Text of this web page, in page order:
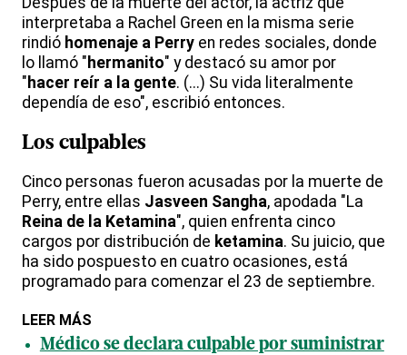
interpretaba a Rachel Green en la misma serie
rindió homenaje a Perry en redes sociales, donde
lo llamó " hermanito" y destacó su amor por
" hacer reír a la gente. (...) Su vida literalmente
dependía de eso", escribió entonces.
Los culpables
Cinco personas fueron acusadas por la muerte de
Perry, entre ellas Jasveen Sangha, apodada "La
Reina de la Ketamina", quien enfrenta cinco
cargos por distribución de ketamina. Su juicio, que
ha sido pospuesto en cuatro ocasiones, está
programado para comenzar el 23 de septiembre.
LEER MÁS
Médico se declara culpable por suministrar